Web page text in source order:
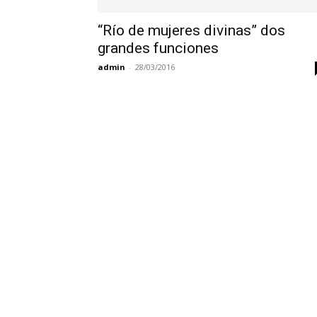
“Río de mujeres divinas” dos
grandes funciones
admin - 28/03/2016